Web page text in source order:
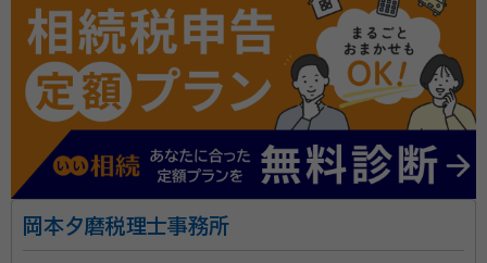
岡本夕磨税理士事務所